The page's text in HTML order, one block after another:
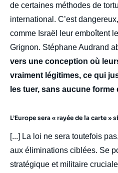
de certaines méthodes de
international. C’est
comme Israël leur emboîtent
Grignon. Stéphane Audrand
vers une conception où
vraiment légitimes, ce qui
les tuer, sans aucune forme
L’Europe sera « rayée de la carte »
[...] La loi ne sera toutefois
aux éliminations ciblées. Se
stratégique et militaire